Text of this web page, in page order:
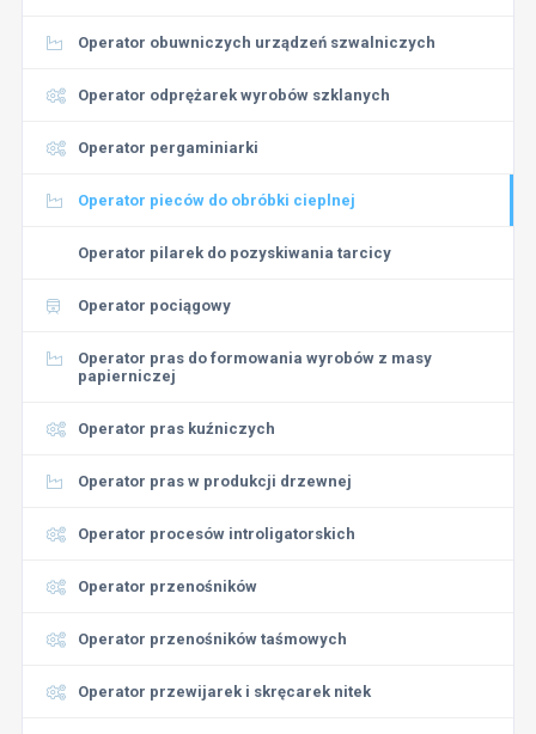
Operator obuwniczych urządzeń szwalniczych
Operator odprężarek wyrobów szklanych
Operator pergaminiarki
Operator pieców do obróbki cieplnej
Operator pilarek do pozyskiwania tarcicy
Operator pociągowy
Operator pras do formowania wyrobów z masy
papierniczej
Operator pras kuźniczych
Operator pras w produkcji drzewnej
Operator procesów introligatorskich
Operator przenośników
Operator przenośników taśmowych
Operator przewijarek i skręcarek nitek